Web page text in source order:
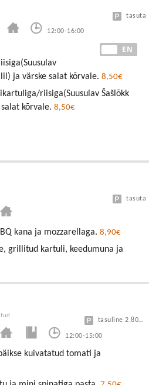
12:00-16:00
tasuta
EN
ja värske salat kõrvale. 8,50€
riisiga(Suusulav Šašlõkk
kõrvale. 8,50€
tasuta
kana ja mozzarellaga. 8,90€
grillitud kartuli, keedumuna ja
12:00-15:00
tasuline 2,80/30min
kuivatatud tomati ja